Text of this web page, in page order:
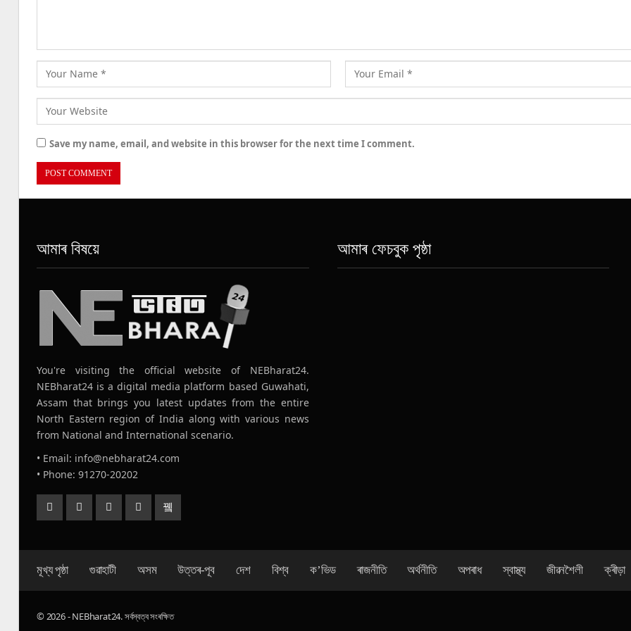
Save my name, email, and website in this browser for the next time I comment.
আমাৰ বিষয়ে
You're visiting the official website of NEBharat24.
NEBharat24 is a digital media platform based Guwahati,
Assam that brings you latest updates from the entire
North Eastern region of India along with various news
from National and International scenario.
• Email: info@nebharat24.com
• Phone: 91270-20202
আমাৰ ফেচবুক পৃষ্ঠা
মূখ্য পৃষ্ঠা গুৱাহাটী অসম উত্তৰ-পূব দেশ বিশ্ব ক’ভিড ৰাজনীতি অৰ্থনীতি অপৰাধ স্বাস্থ্য জীৱনশৈলী ক্ৰীড়া
© 2026 - NEBharat24. সৰ্বস্বত্ব সংৰক্ষিত